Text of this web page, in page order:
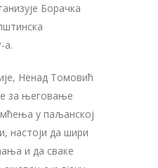
Борачка
а.
Ненад Томовић
за његовање
у паљанској
настоји да шири
и да сваке